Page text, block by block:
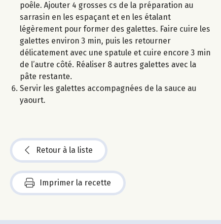
poêle. Ajouter 4 grosses cs de la préparation au
sarrasin en les espaçant et en les étalant
légèrement pour former des galettes. Faire cuire les
galettes environ 3 min, puis les retourner
délicatement avec une spatule et cuire encore 3 min
de l’autre côté. Réaliser 8 autres galettes avec la
pâte restante.
Servir les galettes accompagnées de la sauce au
yaourt.
Retour à la liste
Imprimer la recette